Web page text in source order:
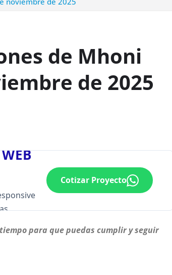
de Mhoni
de 2025
Cotizar Proyecto
para que puedas cumplir y seguir